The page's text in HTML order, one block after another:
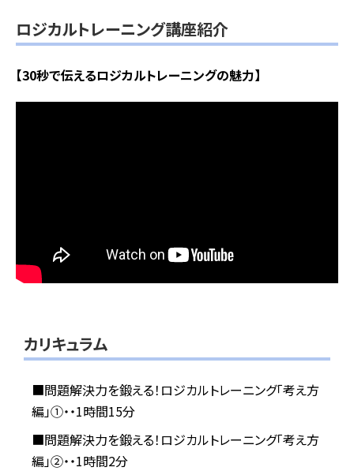
ロジカルトレーニング講座紹介
【30秒で伝えるロジカルトレーニングの魅力】
カリキュラム
■問題解決力を鍛える！ロジカルトレーニング「考え方
編」①・・1時間15分
■問題解決力を鍛える！ロジカルトレーニング「考え方
編」②・・1時間2分